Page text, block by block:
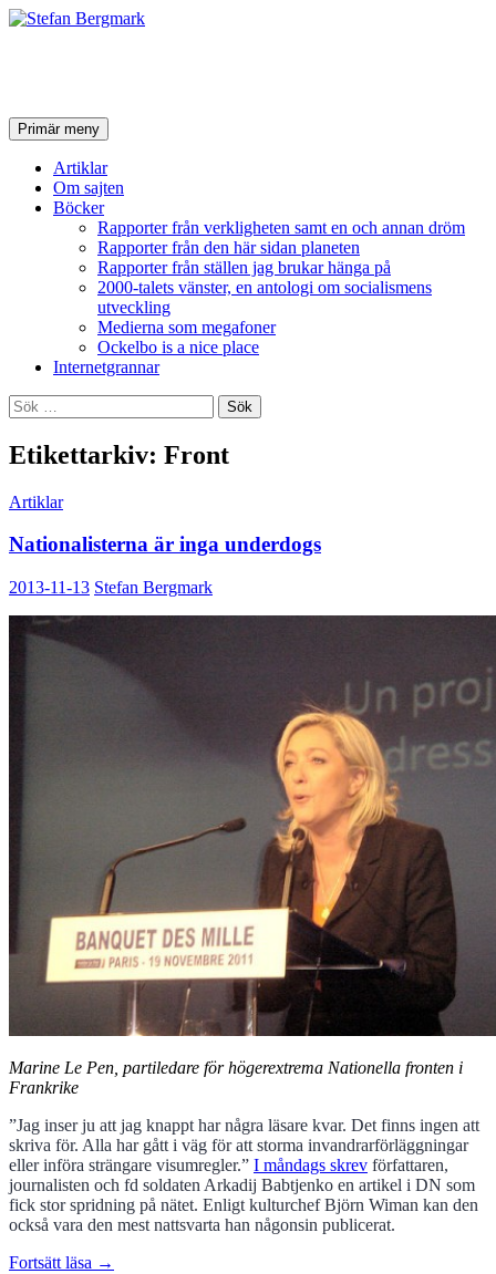
SökPrimär meny Hoppa
till
innehåll
Artiklar
Om sajten
Böcker
Rapporter från verkligheten samt en och annan dröm
Rapporter från den här sidan planeten
Rapporter från ställen jag brukar hänga på
2000-talets vänster, en antologi om socialismens
utveckling
Medierna som megafoner
Ockelbo is a nice place
Internetgrannar
Sök
efter:
Etikettarkiv: Front
Artiklar
Nationalisterna är inga underdogs
2013-11-13 Stefan Bergmark
Marine Le Pen, partiledare för högerextrema Nationella fronten i
Frankrike
”Jag inser ju att jag knappt har några läsare kvar. Det finns ingen att
skriva för. Alla har gått i väg för att storma invandrarförläggningar
eller införa strängare visumregler.” I måndags skrev författaren,
journalisten och fd soldaten Arkadij Babtjenko en artikel i DN som
fick stor spridning på nätet. Enligt kulturchef Björn Wiman kan den
också vara den mest nattsvarta han någonsin publicerat.
Fortsätt läsa Nationalisterna
→